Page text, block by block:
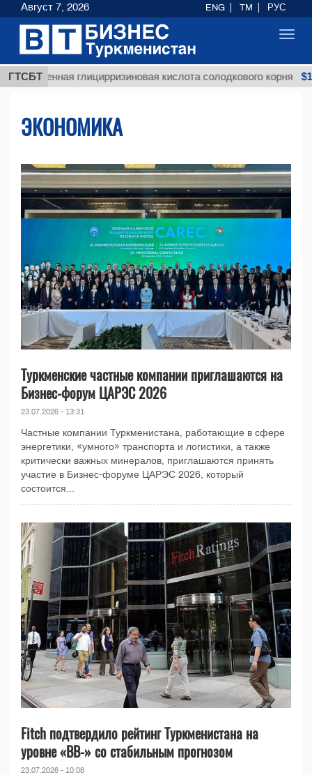
ГТСБТ
глицирризиновая кислота солодкового корня $12935,18
ЭКОНОМИКА
Туркменские частные компании приглашаются на
Бизнес-форум ЦАРЭС 2026
23.07.2026 - 13:31
Частные компании Туркменистана, работающие в сфере
энергетики, «умного» транспорта и логистики, а также
критически важных минералов, приглашаются принять
участие в Бизнес-форуме ЦАРЭС 2026, который
состоится...
Fitch подтвердило рейтинг Туркменистана на
уровне «BB-» со стабильным прогнозом
23.07.2026 - 10:08
Август 7, 2026 ENG TM РУС